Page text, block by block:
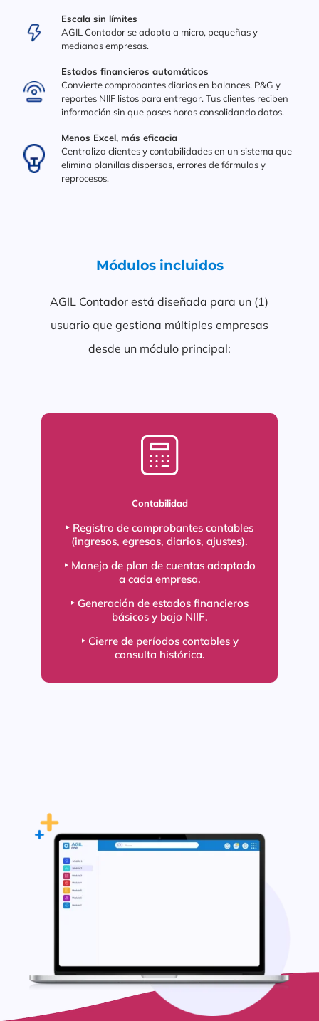
Escala sin límites
AGIL Contador se adapta a micro, pequeñas y
medianas empresas.
Estados financieros automáticos
Convierte comprobantes diarios en balances, P&G y
reportes NIIF listos para entregar. Tus clientes reciben
información sin que pases horas consolidando datos.
Menos Excel, más eficacia
Centraliza clientes y contabilidades en un sistema que
elimina planillas dispersas, errores de fórmulas y
reprocesos.
Módulos incluidos
AGIL Contador está diseñada para un (1)
usuario que gestiona múltiples empresas
desde un módulo principal:
Contabilidad
‣ Registro de comprobantes contables
(ingresos, egresos, diarios, ajustes).
‣ Manejo de plan de cuentas adaptado
a cada empresa.
‣ Generación de estados financieros
básicos y bajo NIIF.
‣ Cierre de períodos contables y
consulta histórica.